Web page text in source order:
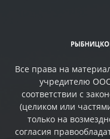
Все права на
учредителю
соответствии с
(целиком или
только на
согласия